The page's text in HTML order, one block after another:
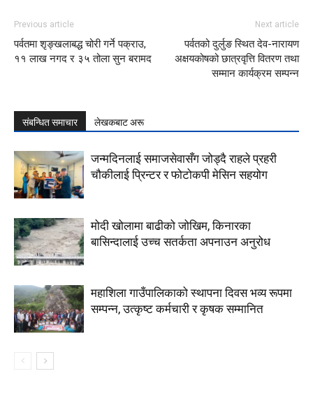
Previous article
पर्वतमा शृङ्खलाबद्ध चोरी गर्ने पक्राउ,
११ लाख नगद र ३५ तोला सुन बरामद
Next article
पर्वतको दुर्लुङ स्थित देव-नारायण
अक्षयकोषको छात्रवृत्ति वितरण तथा
सम्मान कार्यक्रम सम्पन्न
संबन्धित समाचार लेखकबाट अरू
जन्मदिनलाई समाजसेवासँग जोड्दै राहले प्रहरी
चौकीलाई प्रिन्टर र फोटोकपी मेसिन सहयोग
मोदी खोलामा बाढीको जोखिम, किनारका
बासिन्दालाई उच्च सतर्कता अपनाउन अनुरोध
महाशिला गाउँपालिकाको स्थापना दिवस भव्य रूपमा
सम्पन्न, उत्कृष्ट कर्मचारी र कृषक सम्मानित